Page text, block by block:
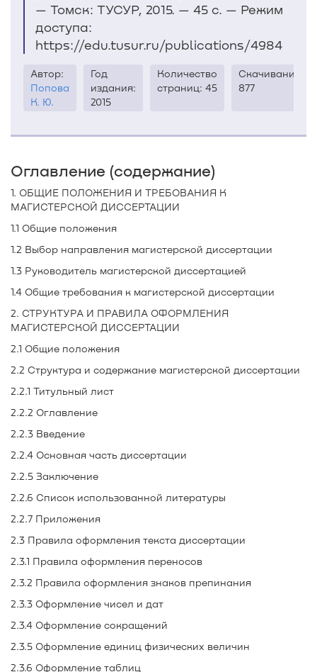
— Томск: ТУСУР, 2015. — 45 с. — Режим
доступа:
https://edu.tusur.ru/publications/4984
Автор:
Попова
К. Ю.
Год
издания:
2015
Количество
страниц: 45
Скачиваний:
877
Оглавление (содержание)
1. ОБЩИЕ ПОЛОЖЕНИЯ И ТРЕБОВАНИЯ К
МАГИСТЕРСКОЙ ДИССЕРТАЦИИ
1.1 Общие положения
1.2 Выбор направления магистерской диссертации
1.3 Руководитель магистерской диссертацией
1.4 Общие требования к магистерской диссертации
2. СТРУКТУРА И ПРАВИЛА ОФОРМЛЕНИЯ
МАГИСТЕРСКОЙ ДИССЕРТАЦИИ
2.1 Общие положения
2.2 Структура и содержание магистерской диссертации
2.2.1 Титульный лист
2.2.2 Оглавление
2.2.3 Введение
2.2.4 Основная часть диссертации
2.2.5 Заключение
2.2.6 Список использованной литературы
2.2.7 Приложения
2.3 Правила оформления текста диссертации
2.3.1 Правила оформления переносов
2.3.2 Правила оформления знаков препинания
2.3.3 Оформление чисел и дат
2.3.4 Оформление сокращений
2.3.5 Оформление единиц физических величин
2.3.6 Оформление таблиц